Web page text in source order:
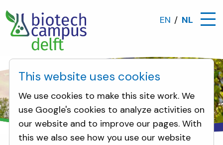
EN NL
This website uses cookies
We use cookies to make this site work. We
use Google's cookies to analyze activities on
our website and to improve our pages. With
this we also see how you use our website